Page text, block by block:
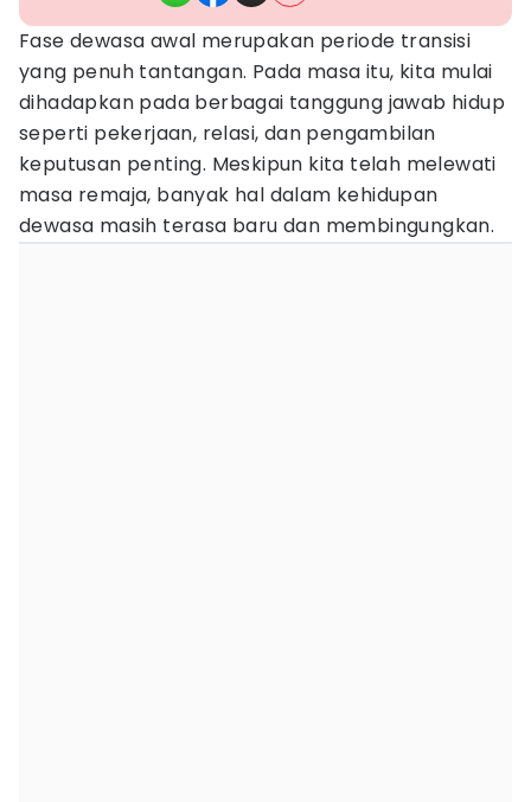
Fase dewasa awal merupakan periode transisi
yang penuh tantangan. Pada masa itu, kita mulai
dihadapkan pada berbagai tanggung jawab hidup
seperti pekerjaan, relasi, dan pengambilan
keputusan penting. Meskipun kita telah melewati
masa remaja, banyak hal dalam kehidupan
dewasa masih terasa baru dan membingungkan.